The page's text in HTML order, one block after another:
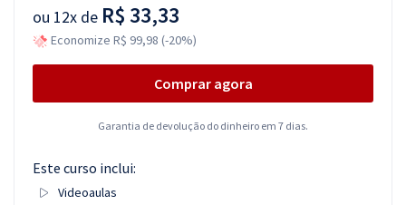
ou 12x de R$ 33,33
Economize R$ 99,98 (-20%)
Comprar agora
Garantia de devolução do dinheiro em 7 dias.
Este curso inclui:
Videoaulas